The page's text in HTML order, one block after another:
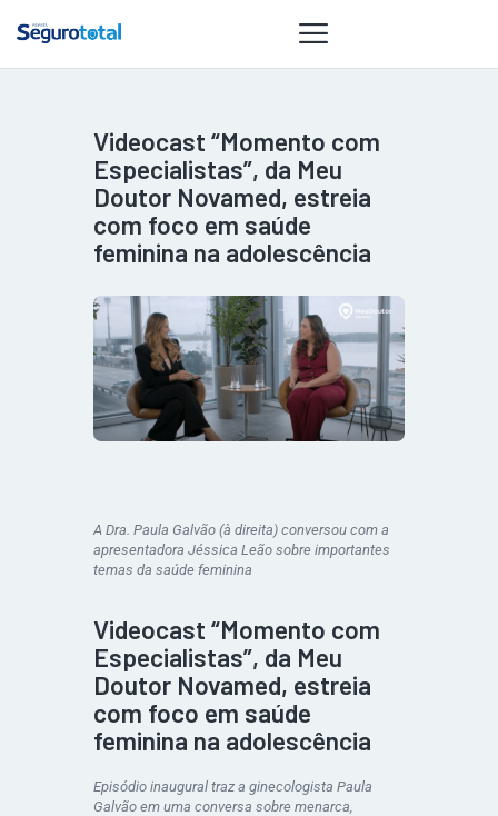
NOTÍCIAS
REVISTA
ESPECIAIS
GAIVOTA DE
ST SUMMIT
MULHERES
GESTORAS
HOMEST
HOME
Videocast “Momento com
Especialistas”, da Meu
Doutor Novamed, estreia
com foco em saúde
feminina na adolescência
A Dra. Paula Galvão (à direita) conversou com a
apresentadora Jéssica Leão sobre importantes
temas da saúde feminina
Videocast “Momento com
Especialistas”, da Meu
Doutor Novamed, estreia
com foco em saúde
feminina na adolescência
Episódio inaugural traz a ginecologista Paula
Galvão em uma conversa sobre menarca,